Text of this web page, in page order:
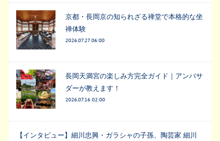
京都・長岡京の知られざる禅堂で本格的な坐
禅体験
2026.07.27 06:00
長岡天満宮の楽しみ方完全ガイド｜アンバサ
ダーが教えます！
2026.07.16 02:00
【インタビュー】細川忠興・ガラシャの子孫、陶芸家 細川